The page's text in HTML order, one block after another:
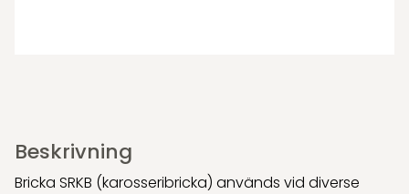
Beskrivning
Bricka SRKB (karosseribricka) används vid diverse